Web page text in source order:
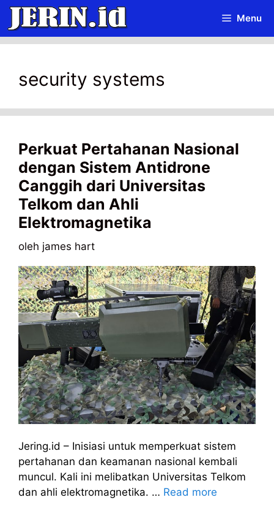
Langsung
isi
Menu
security systems
Perkuat Pertahanan Nasional
dengan Sistem Antidrone
Canggih dari Universitas
Telkom dan Ahli
Elektromagnetika
oleh james hart
Jering.id – Inisiasi untuk memperkuat sistem
pertahanan dan keamanan nasional kembali
muncul. Kali ini melibatkan Universitas Telkom
dan ahli elektromagnetika. … Read more